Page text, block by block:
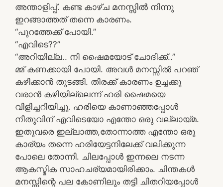
അന്താളിപ്പ്. കണ്ട കാഴ്ച മനസ്സിൽ നിന്നു
ഇറങ്ങാത്തത് തന്നെ കാരണം.
“പുറത്തേക്ക് പോയി.”
“എവിടെ??”
“അറിയില്ല.. നി ഷൈമയോട് ചോദിക്ക്..”
മ്മ് കണക്കായി പോയി. അവൾ മനസ്സിൽ പറഞ്
കഴിക്കാൻ തുടങ്ങി. തിരക്ക് കാരണം ഉച്ചക്കു
വരാൻ കഴിയില്ലെന്ന് ഹരി ഷൈമയെ
വിളിച്ചറിയിച്ചു. ഹരിയെ കാണാഞ്ഞപ്പോൾ
നീതുവിന് എവിടെയോ എന്തോ ഒരു വല്ലായ്മ.
ഇതുവരെ ഇല്ലാത്ത,തോന്നാത്ത എന്തോ ഒരു
കാര്യം തന്നെ ഹരിയേട്ടനിലേക്ക് വലിക്കുന്ന
പോലെ തോന്നി. ചിലപ്പോൾ ഇന്നലെ നടന്ന
ആകസ്മിക സാഹചര്യമായിരിക്കാം. ചിന്തകൾ
മനസ്സിന്റെ പല കോണിലും തട്ടി ചിതറിയപ്പോൾ